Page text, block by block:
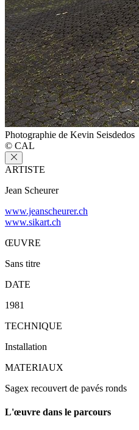
Photographie de Kevin Seisdedos
© CAL
ARTISTE
Jean Scheurer
www.jeanscheurer.ch
www.sikart.ch
ŒUVRE
Sans titre
DATE
1981
TECHNIQUE
Installation
MATERIAUX
Sagex recouvert de pavés ronds
L'œuvre dans le parcours